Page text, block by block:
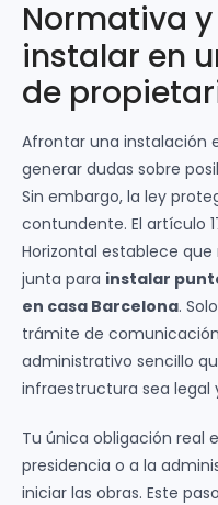
Normativa
instalar en
de
Afrontar una instalación
generar dudas sobre
Sin embargo, la ley
contundente. El artículo
Horizontal establece
junta para instalar
en casa Barcelona.
trámite de
administrativo sencillo
infraestructura sea legal
Tu única obligación real
presidencia o a la
iniciar las obras. Este